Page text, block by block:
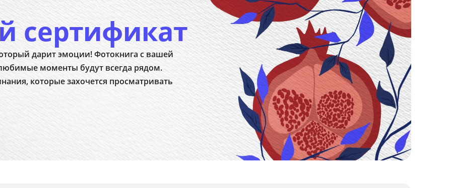
сертификат
дарит эмоции! Фотокнига с вашей
моменты будут всегда рядом.
которые захочется просматривать